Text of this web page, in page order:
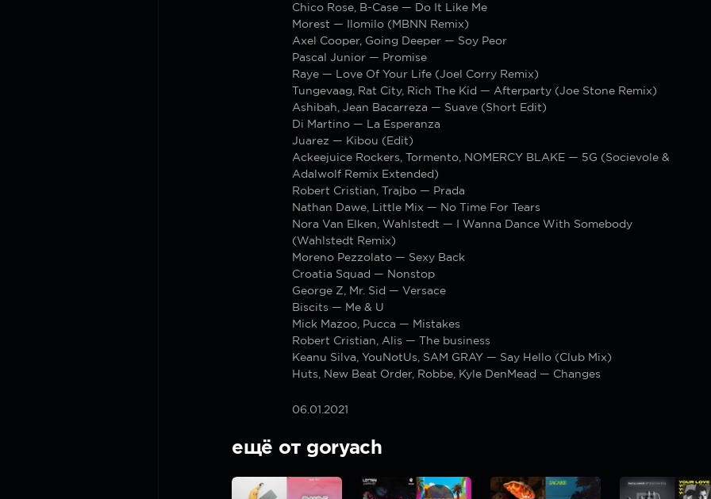
Chico Rose, B-Case — Do It Like Me
Morest — Ilomilo (MBNN Remix)
Axel Cooper, Going Deeper — Soy Peor
Pascal Junior — Promise
Raye — Love Of Your Life (Joel Corry Remix)
Tungevaag, Rat City, Rich The Kid — Afterparty (Joe Stone Remix)
Ashibah, Jean Bacarreza — Suave (Short Edit)
Di Martino — La Esperanza
Juarez — Kibou (Edit)
Ackeejuice Rockers, Tormento, NOMERCY BLAKE — 5G (Socievole &
Adalwolf Remix Extended)
Robert Cristian, Trajbo — Prada
Nathan Dawe, Little Mix — No Time For Tears
Nora Van Elken, Wahlstedt — I Wanna Dance With Somebody
(Wahlstedt Remix)
Moreno Pezzolato — Sexy Back
Croatia Squad — Nonstop
George Z, Mr. Sid — Versace
Biscits — Me & U
Mick Mazoo, Pucca — Mistakes
Robert Cristian, Alis — The business
Keanu Silva, YouNotUs, SAM GRAY — Say Hello (Club Mix)
Huts, New Beat Order, Robbe, Kyle DenMead — Changes
06.01.2021
ещё от goryach